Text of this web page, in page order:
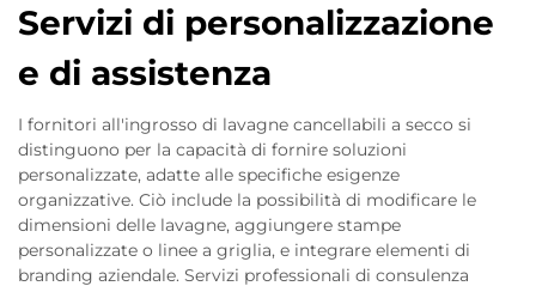
Servizi di personalizzazione
e di assistenza
I fornitori all'ingrosso di lavagne cancellabili a secco si
distinguono per la capacità di fornire soluzioni
personalizzate, adatte alle specifiche esigenze
organizzative. Ciò include la possibilità di modificare le
dimensioni delle lavagne, aggiungere stampe
personalizzate o linee a griglia, e integrare elementi di
branding aziendale. Servizi professionali di consulenza